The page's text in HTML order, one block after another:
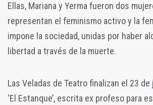
Ellas, Mariana y Yerma fueron dos
representan el feminismo activo y la
impone la sociedad, unidas por haber
libertad a través de la muerte.
Las Veladas de Teatro finalizan el 23
‘El Estanque’, escrita ex profeso para